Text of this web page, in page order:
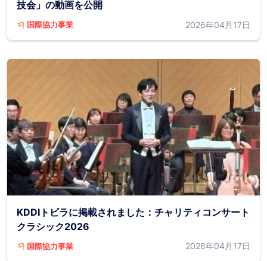
技会」の動画を公開
国際協力事業 2026年04月17日
KDDIトビラに掲載されました：チャリティコンサート
クラシック2026
国際協力事業 2026年04月17日